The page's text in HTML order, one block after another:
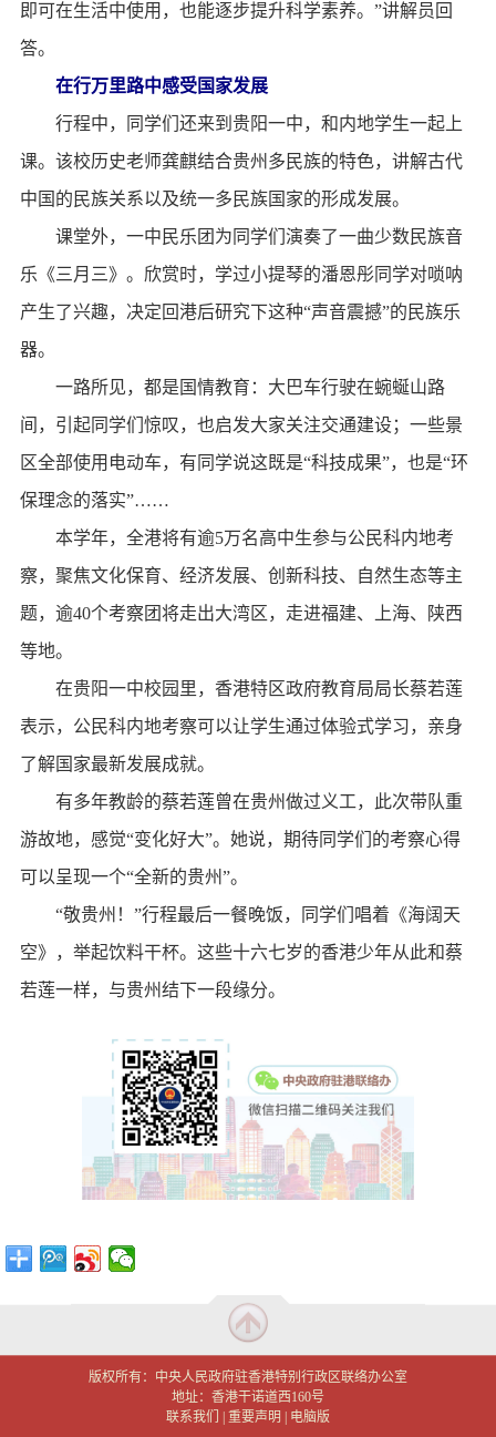
即可在生活中使用，也能逐步提升科学素养。”讲解员回
答。
在行万里路中感受国家发展
行程中，同学们还来到贵阳一中，和内地学生一起上
课。该校历史老师龚麒结合贵州多民族的特色，讲解古代
中国的民族关系以及统一多民族国家的形成发展。
课堂外，一中民乐团为同学们演奏了一曲少数民族音
乐《三月三》。欣赏时，学过小提琴的潘恩彤同学对唢呐
产生了兴趣，决定回港后研究下这种“声音震撼”的民族乐
器。
一路所见，都是国情教育：大巴车行驶在蜿蜒山路
间，引起同学们惊叹，也启发大家关注交通建设；一些景
区全部使用电动车，有同学说这既是“科技成果”，也是“环
保理念的落实”……
本学年，全港将有逾5万名高中生参与公民科内地考
察，聚焦文化保育、经济发展、创新科技、自然生态等主
题，逾40个考察团将走出大湾区，走进福建、上海、陕西
等地。
在贵阳一中校园里，香港特区政府教育局局长蔡若莲
表示，公民科内地考察可以让学生通过体验式学习，亲身
了解国家最新发展成就。
有多年教龄的蔡若莲曾在贵州做过义工，此次带队重
游故地，感觉“变化好大”。她说，期待同学们的考察心得
可以呈现一个“全新的贵州”。
“敬贵州！”行程最后一餐晚饭，同学们唱着《海阔天
空》，举起饮料干杯。这些十六七岁的香港少年从此和蔡
若莲一样，与贵州结下一段缘分。
版权所有：中央人民政府驻香港特别行政区联络办公室
地址：香港干诺道西160号
联系我们
重要声明 电脑版